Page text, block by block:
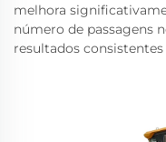
melhora
número de passagens
resultados